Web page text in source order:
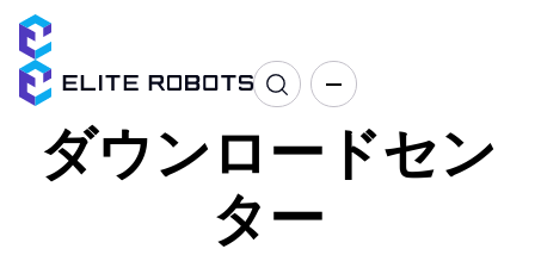
ダウンロードセン
ター